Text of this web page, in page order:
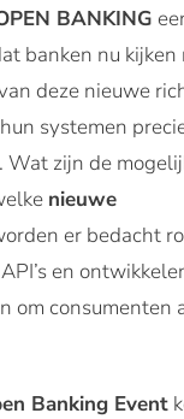
BANKING
banken nu kijken
deze nieuwe
systemen
Wat zijn de
nieuwe
er bedacht
en
om consumenten
Banking Event